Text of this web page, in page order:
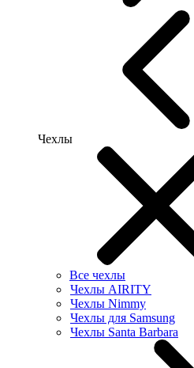
Чехлы
Все чехлы
Чехлы AIRITY
Чехлы Nimmy
Чехлы для Samsung
Чехлы Santa Barbara